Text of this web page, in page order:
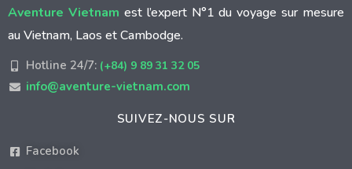
Aventure Vietnam est l’expert N°1 du voyage sur mesure
au Vietnam, Laos et Cambodge.
Hotline 24/7: (+84) 9 89 31 32 05
info@aventure-vietnam.com
SUIVEZ-NOUS SUR
Facebook